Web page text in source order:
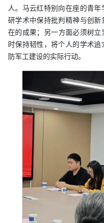
人。马云红特别向在座的青
研学术中保持批判精神与创
在的成果；另一方面必须树
时保持韧性，将个人的学术
防军工建设的实际行动。